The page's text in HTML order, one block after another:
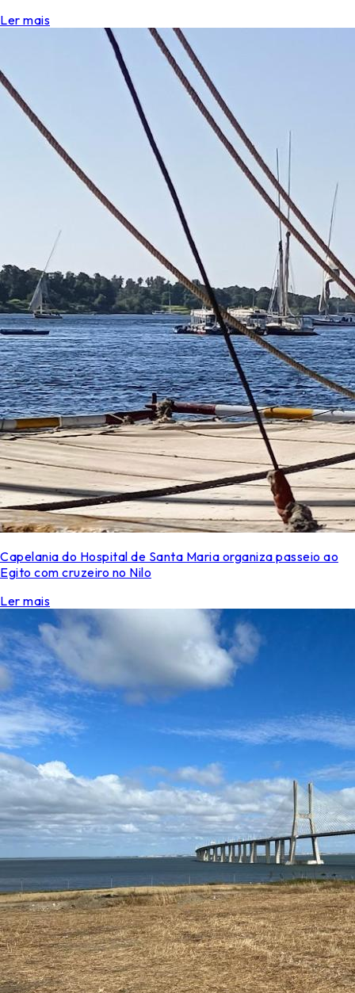
Ler mais
Capelania do Hospital de Santa Maria organiza passeio ao
Egito com cruzeiro no Nilo
Ler mais